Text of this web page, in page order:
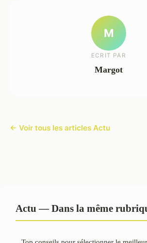
M
ECRIT PAR
Margot
← Voir tous les articles Actu
Actu — Dans la même